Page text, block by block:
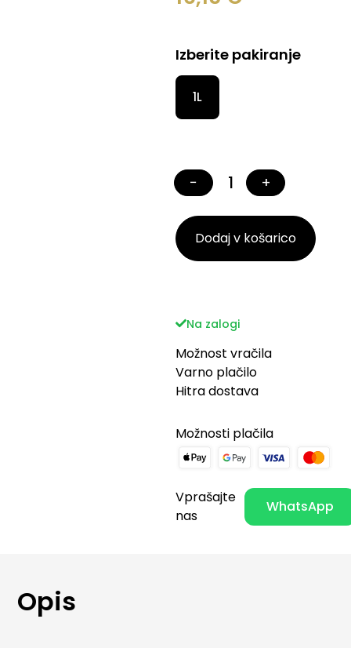
Izberite pakiranje
1L
− +
Dodaj v košarico
Na zalogi
Možnost vračila
Varno plačilo
Hitra dostava
Možnosti plačila
Vprašajte
nas
WhatsApp
Opis